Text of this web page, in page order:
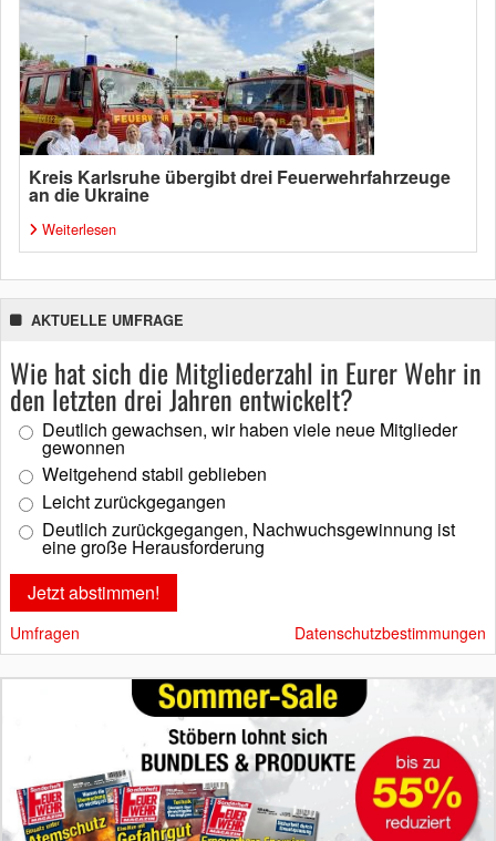
Kreis Karlsruhe übergibt drei Feuerwehrfahrzeuge
an die Ukraine
Weiterlesen
AKTUELLE UMFRAGE
Wie hat sich die Mitgliederzahl in Eurer Wehr in
den letzten drei Jahren entwickelt?
Deutlich gewachsen, wir haben viele neue Mitglieder
gewonnen
Weitgehend stabil geblieben
Leicht zurückgegangen
Deutlich zurückgegangen, Nachwuchsgewinnung ist
eine große Herausforderung
Umfragen Datenschutzbestimmungen